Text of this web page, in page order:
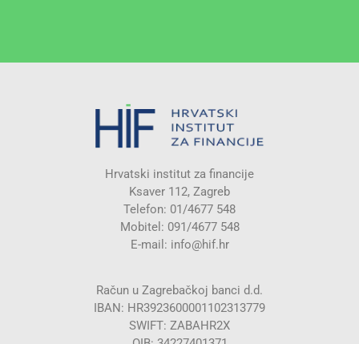
Hrvatski institut za financije
Ksaver 112, Zagreb
Telefon: 01/4677 548
Mobitel: 091/4677 548
E-mail: info@hif.hr
Račun u Zagrebačkoj banci d.d.
IBAN: HR3923600001102313779
SWIFT: ZABAHR2X